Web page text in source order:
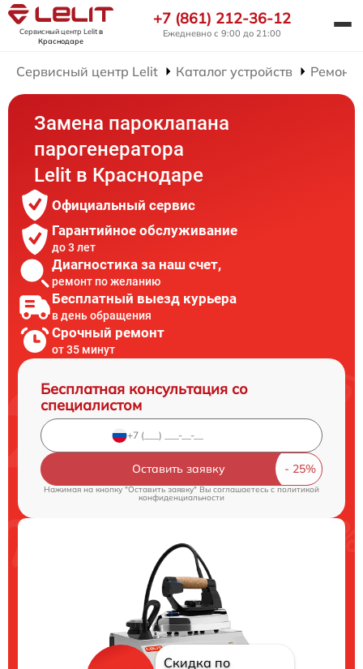
Сервисный центр Lelitв
Краснодаре
+7 (861) 212-36-12
Ежедневно с 9:00 до 21:00
Сервисный центр Lelit Каталог устройств Ремонт
Замена пароклапана
парогенератора
Lelit в Краснодаре
Официальный сервис
Гарантийное обслуживание
до 3 лет
Диагностика за наш счет,
ремонт по желанию
Бесплатный выезд курьера
в день обращения
Срочный ремонт
от 35 минут
Бесплатная консультация со
специалистом
Оставить заявку
Нажимая на кнопку "Оставить заявку" Вы соглашаетесь cполитикой
конфиденциальности
Скидка по